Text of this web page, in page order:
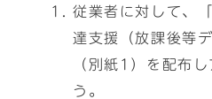
従業者に対して、
達支援（放課後等
（別紙1）を配布
う。